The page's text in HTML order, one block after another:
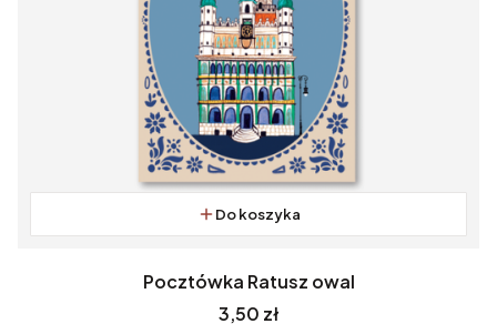
Do koszyka
Pocztówka Ratusz owal
Cena
3,50 zł